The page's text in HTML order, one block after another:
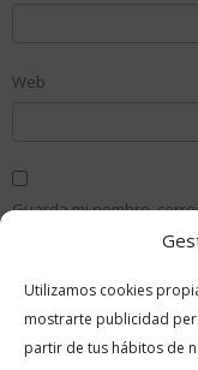
Utilizamos cookies
mostrarte publicidad
partir de tus hábitos de
Web
Guarda mi nombre,
la próxima vez que